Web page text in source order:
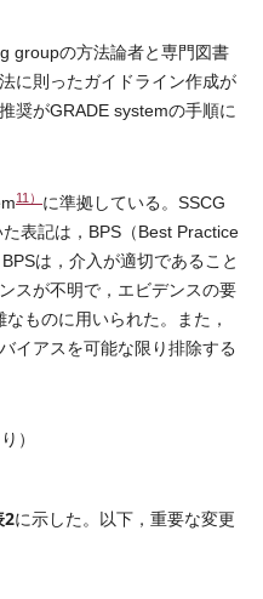
groupの方法論者と専門図書
に則ったガイドライン作成が
奨がGRADE systemの手順に
11） に準拠している。SSCG
表記は，BPS（Best Practice
BPSは，介入が適切であること
スが不明で，エビデンスの要
ものに用いられた。また，
イアスを可能な限り排除する
）
2に示した。以下，重要な変更